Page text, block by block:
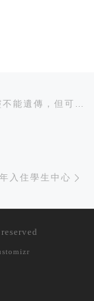
新北市召會永和區青少年家長分享 — 屬靈不能遺傳，但可以傳輸
入住學生中心